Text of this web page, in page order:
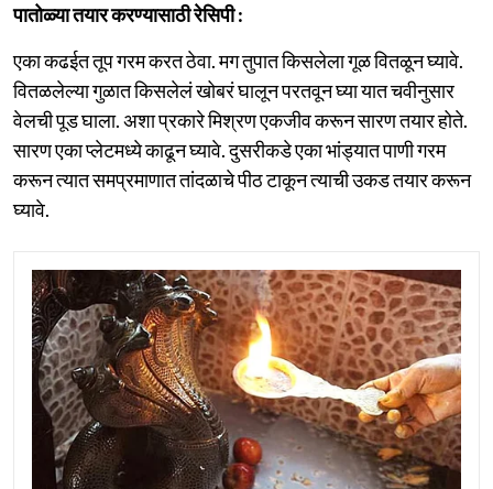
पातोळ्या तयार करण्यासाठी रेसिपी :
एका कढईत तूप गरम करत ठेवा. मग तुपात किसलेला गूळ वितळून घ्यावे.
वितळलेल्या गुळात किसलेलं खोबरं घालून परतवून घ्या यात चवीनुसार
वेलची पूड घाला. अशा प्रकारे मिश्रण एकजीव करून सारण तयार होते.
सारण एका प्लेटमध्ये काढून घ्यावे. दुसरीकडे एका भांड्यात पाणी गरम
करून त्यात समप्रमाणात तांदळाचे पीठ टाकून त्याची उकड तयार करून
घ्यावे.